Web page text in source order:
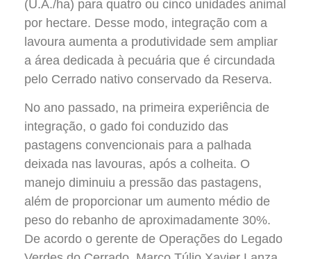
(U.A./ha) para quatro ou cinco unidades animal
por hectare. Desse modo, integração com a
lavoura aumenta a produtividade sem ampliar
a área dedicada à pecuária que é circundada
pelo Cerrado nativo conservado da Reserva.
No ano passado, na primeira experiência de
integração, o gado foi conduzido das
pastagens convencionais para a palhada
deixada nas lavouras, após a colheita. O
manejo diminuiu a pressão das pastagens,
além de proporcionar um aumento médio de
peso do rebanho de aproximadamente 30%.
De acordo o gerente de Operações do Legado